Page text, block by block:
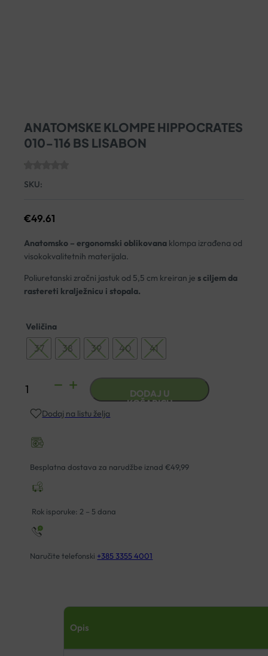
ANATOMSKE KLOMPE HIPPOCRATES
010-116 BS LISABON
SKU:
€49.61
Anatomsko – ergonomski oblikovana klompa izrađena od
visokokvalitetnih materijala.
Poliuretanski zračni jastuk od 5,5 cm kreiran je s ciljem da
rastereti kralježnicu i stopala.
Veličina
37 38 39 40 41
ANATOMSKE
HIPPOCRATES
116
BS
količina
DODAJ U
KOŠARICU
Dodaj na listu želja
Besplatna dostava za narudžbe iznad €49,99
Rok isporuke: 2 – 5 dana
Naručite telefonski +385 3355 4001
Opis